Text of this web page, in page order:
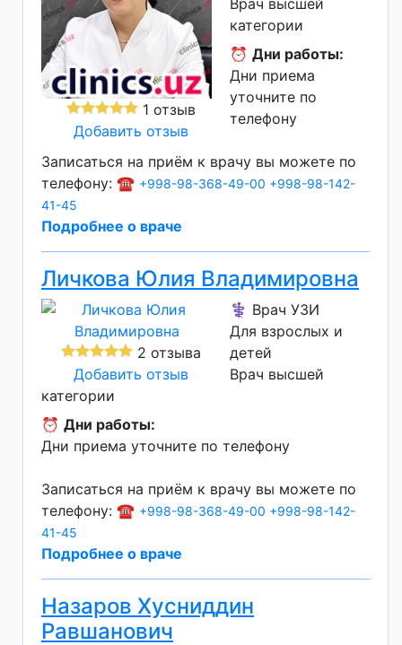
1 отзыв
Добавить отзыв
категории
⏰ Дни работы:
Дни приема
уточните по
телефону
Записаться на приём к врачу вы можете по
телефону: ☎️ +998-98-368-49-00 +998-98-142-
41-45
Подробнее о враче
Личкова Юлия Владимировна
2 отзыва
Добавить отзыв
⚕️ Врач УЗИ
Для взрослых и
детей
Врач высшей
категории
⏰ Дни работы:
Дни приема уточните по телефону
Записаться на приём к врачу вы можете по
телефону: ☎️ +998-98-368-49-00 +998-98-142-
41-45
Подробнее о враче
Назаров Хусниддин
Равшанович